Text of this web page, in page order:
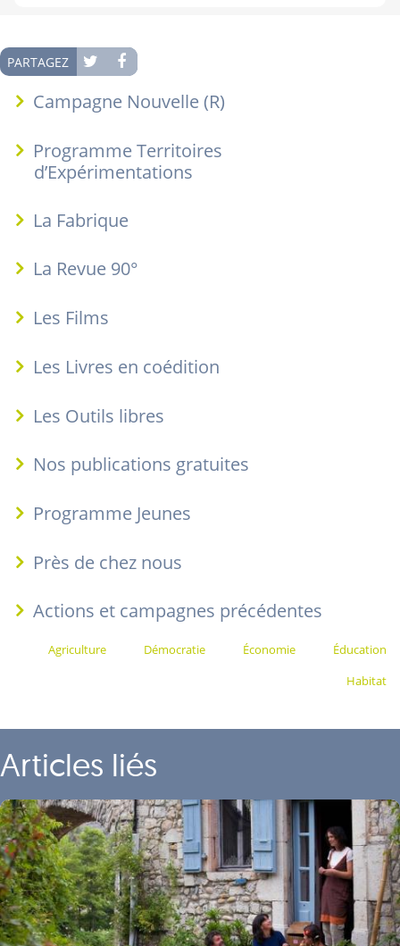
PARTAGEZ
Campagne Nouvelle (R)
Programme Territoires
d’Expérimentations
La Fabrique
La Revue 90°
Les Films
Les Livres en coédition
Les Outils libres
Nos publications gratuites
Programme Jeunes
Près de chez nous
Actions et campagnes précédentes
Agriculture Démocratie Économie Éducation
Habitat
Articles liés